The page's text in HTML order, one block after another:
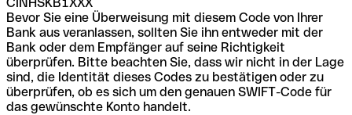
Bevor Sie eine Überweisung mit diesem Code von Ihrer
Bank aus veranlassen, sollten Sie ihn entweder mit der
Bank oder dem Empfänger auf seine Richtigkeit
überprüfen. Bitte beachten Sie, dass wir nicht in der Lage
sind, die Identität dieses Codes zu bestätigen oder zu
überprüfen, ob es sich um den genauen SWIFT-Code für
das gewünschte Konto handelt.